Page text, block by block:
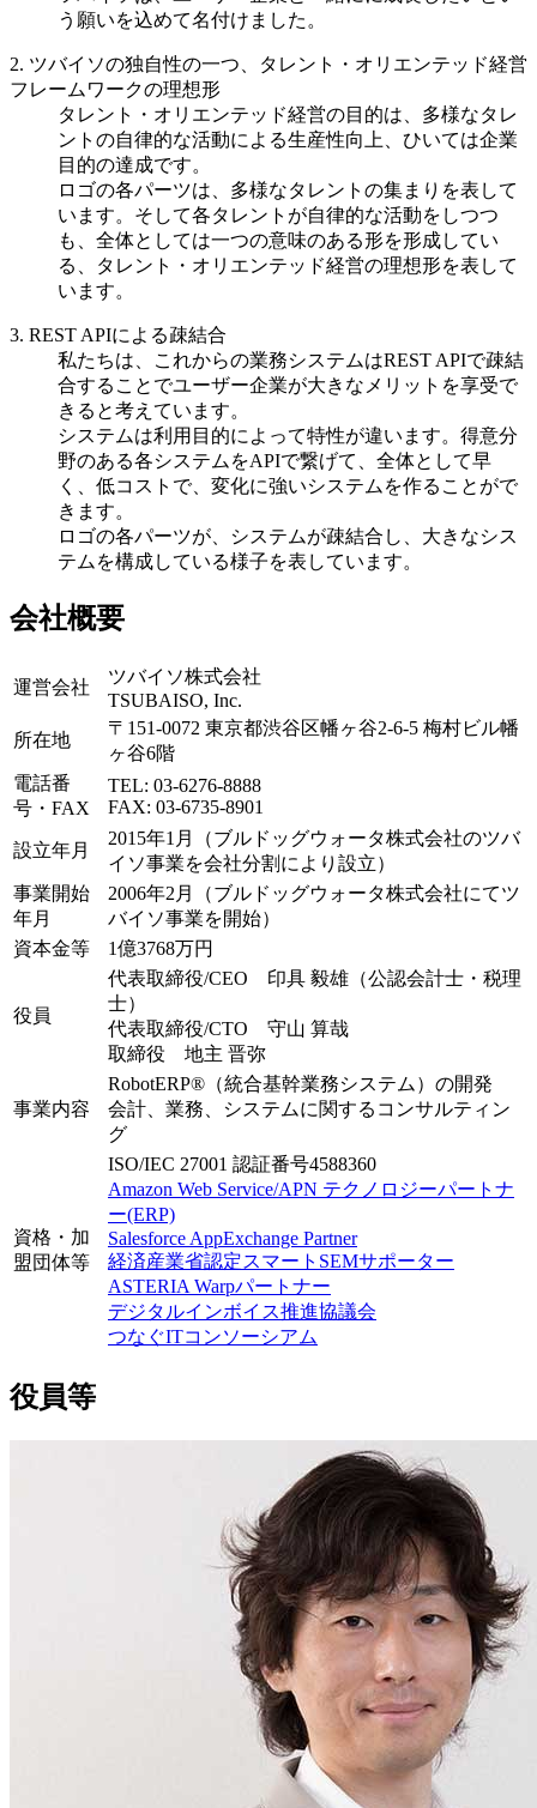
う願いを込めて名付けました。
2. ツバイソの独自性の一つ、タレント・オリエンテッド経営
フレームワークの理想形
タレント・オリエンテッド経営の目的は、多様なタレ
ントの自律的な活動による生産性向上、ひいては企業
目的の達成です。
ロゴの各パーツは、多様なタレントの集まりを表して
います。そして各タレントが自律的な活動をしつつ
も、全体としては一つの意味のある形を形成してい
る、タレント・オリエンテッド経営の理想形を表して
います。
3. REST APIによる疎結合
私たちは、これからの業務システムはREST APIで疎結
合することでユーザー企業が大きなメリットを享受で
きると考えています。
システムは利用目的によって特性が違います。得意分
野のある各システムをAPIで繋げて、全体として早
く、低コストで、変化に強いシステムを作ることがで
きます。
ロゴの各パーツが、システムが疎結合し、大きなシス
テムを構成している様子を表しています。
会社概要
運営会社
ツバイソ株式会社
TSUBAISO, Inc.
所在地
〒151-0072 東京都渋谷区幡ヶ谷2-6-5 梅村ビル幡
ヶ谷6階
電話番
号・FAX
TEL: 03-6276-8888
FAX: 03-6735-8901
設立年月
2015年1月（ブルドッグウォータ株式会社のツバ
イソ事業を会社分割により設立）
事業開始
年月
2006年2月（ブルドッグウォータ株式会社にてツ
バイソ事業を開始）
資本金等
1億3768万円
役員
代表取締役/CEO 印具 毅雄（公認会計士・税理
士）
代表取締役/CTO 守山 算哉
取締役 地主 晋弥
事業内容
RobotERP®（統合基幹業務システム）の開発
会計、業務、システムに関するコンサルティン
グ
資格・加
盟団体等
ISO/IEC 27001 認証番号4588360
Amazon Web Service/APN テクノロジーパートナ
ー(ERP)
Salesforce AppExchange Partner
経済産業省認定スマートSEMサポーター
ASTERIA Warpパートナー
デジタルインボイス推進協議会
つなぐITコンソーシアム
役員等